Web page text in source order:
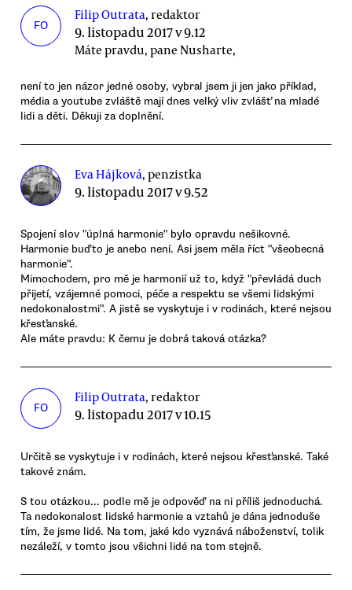
FO
Filip Outrata, redaktor
9. listopadu 2017 v 9.12
Máte pravdu, pane Nusharte,
není to jen názor jedné osoby, vybral jsem ji jen jako příklad,
média a youtube zvláště mají dnes velký vliv zvlášť na mladé
lidi a děti. Děkuji za doplnění.
Eva Hájková, penzistka
9. listopadu 2017 v 9.52
Spojení slov "úplná harmonie" bylo opravdu nešikovné.
Harmonie buďto je anebo není. Asi jsem měla říct "všeobecná
harmonie".
Mimochodem, pro mě je harmonií už to, když "převládá duch
přijetí, vzájemné pomoci, péče a respektu se všemi lidskými
nedokonalostmi". A jistě se vyskytuje i v rodinách, které nejsou
křesťanské.
Ale máte pravdu: K čemu je dobrá taková otázka?
FO
Filip Outrata, redaktor
9. listopadu 2017 v 10.15
Určitě se vyskytuje i v rodinách, které nejsou křesťanské. Také
takové znám.
S tou otázkou... podle mě je odpověď na ni příliš jednoduchá.
Ta nedokonalost lidské harmonie a vztahů je dána jednoduše
tím, že jsme lidé. Na tom, jaké kdo vyznává náboženství, tolik
nezáleží, v tomto jsou všichni lidé na tom stejně.